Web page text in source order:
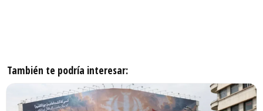
También te podría interesar: